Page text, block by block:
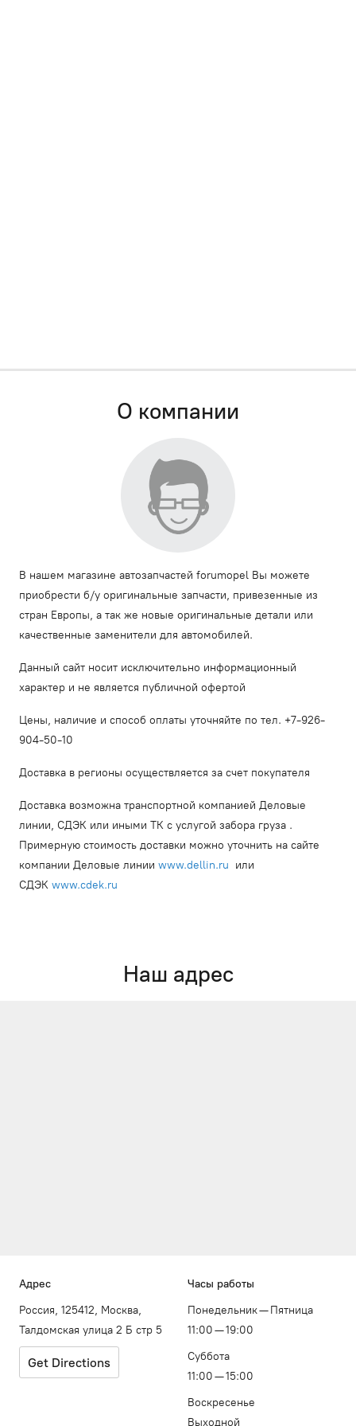
О компании
В нашем магазине автозапчастей forumopel Вы можете
приобрести б/у оригинальные запчасти, привезенные из
стран Европы, а так же новые оригинальные детали или
качественные заменители для автомобилей.
Данный сайт носит исключительно информационный
характер и не является публичной офертой
Цены, наличие и способ оплаты уточняйте по тел. +7-926-
904-50-10
Доставка в регионы осуществляется за счет покупателя
Доставка возможна транспортной компанией Деловые
линии, СДЭК или иными ТК с услугой забора груза .
Примерную стоимость доставки можно уточнить на сайте
компании Деловые линии www.dellin.ru или
СДЭК www.cdek.ru
Наш адрес
Адрес
Россия, 125412, Москва,
Талдомская улица 2 Б стр 5
Get Directions
Часы работы
Понедельник — Пятница
11:00 — 19:00
Суббота
11:00 — 15:00
Воскресенье
Выходной